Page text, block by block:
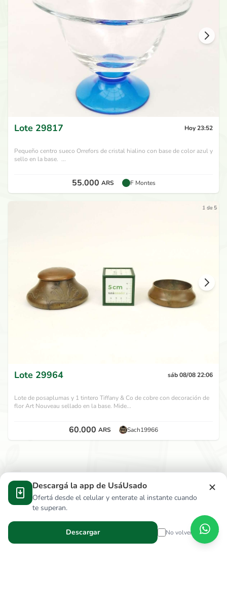
Lote 29817 Hoy 23:52
Pequeño centro sueco Orrefors de cristal hialino con base de color azul y
sello en la base. ...
55.000 ARS F Montes
1 de 5
Lote 29964 sáb 08/08 22:06
Lote de posaplumas y 1 tintero Tiffany & Co de cobre con decoración de
flor Art Nouveau sellado en la base. Mide...
60.000 ARS Sach19966
Descargá la app de UsáUsado
Ofertá desde el celular y enterate al instante cuando
te superan.
Descargar No volver a mostrar